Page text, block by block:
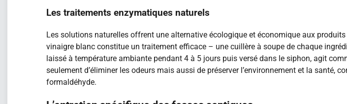
Les traitements enzymatiques naturels
Les solutions naturelles offrent une alternative écologique et économique aux
vinaigre blanc constitue un traitement efficace – une cuillère à soupe de chaque
laissé à température ambiante pendant 4 à 5 jours puis versé dans le siphon, agit
seulement d’éliminer les odeurs mais aussi de préserver l’environnement et la
formaldéhyde.